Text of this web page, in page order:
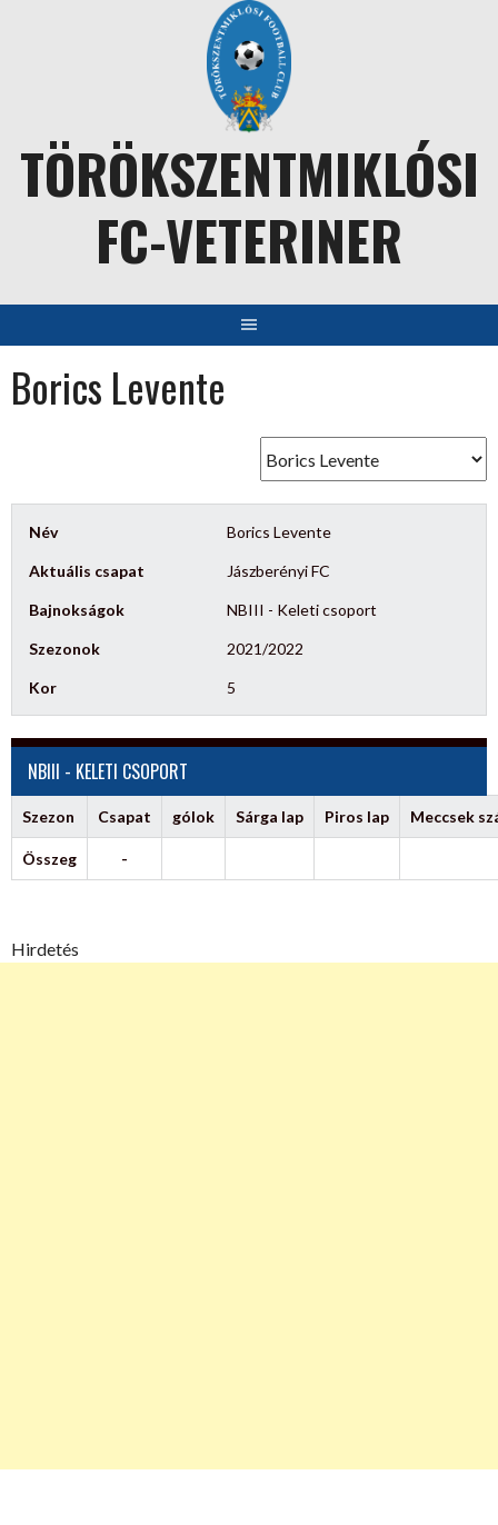
TÖRÖKSZENTMIKLÓSI
FC-VETERINER
Borics Levente
Név Borics Levente
Aktuális csapat Jászberényi FC
Bajnokságok NBIII - Keleti csoport
Szezonok 2021/2022
Kor 5
NBIII - KELETI CSOPORT
Szezon Csapat gólok Sárga lap Piros lap Meccsek
Összeg -
Hirdetés